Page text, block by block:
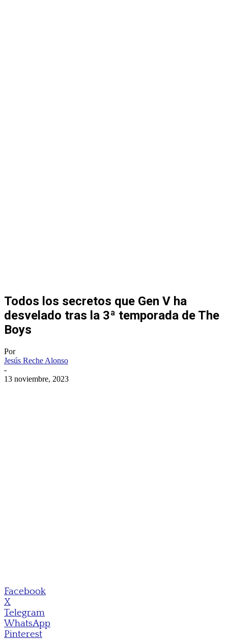
Todos los secretos que Gen V ha
desvelado tras la 3ª temporada de The
Boys
Por
Jesús Reche Alonso
-
13 noviembre, 2023
Facebook
X
Telegram
WhatsApp
Pinterest